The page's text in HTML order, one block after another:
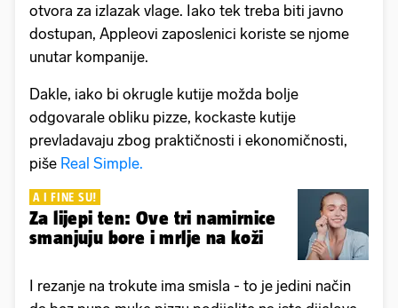
otvora za izlazak vlage. Iako tek treba biti javno
dostupan, Appleovi zaposlenici koriste se njome
unutar kompanije.
Dakle, iako bi okrugle kutije možda bolje
odgovarale obliku pizze, kockaste kutije
prevladavaju zbog praktičnosti i ekonomičnosti,
piše Real Simple.
A I FINE SU!
Za lijepi ten: Ove tri namirnice
smanjuju bore i mrlje na koži
I rezanje na trokute ima smisla - to je jedini način